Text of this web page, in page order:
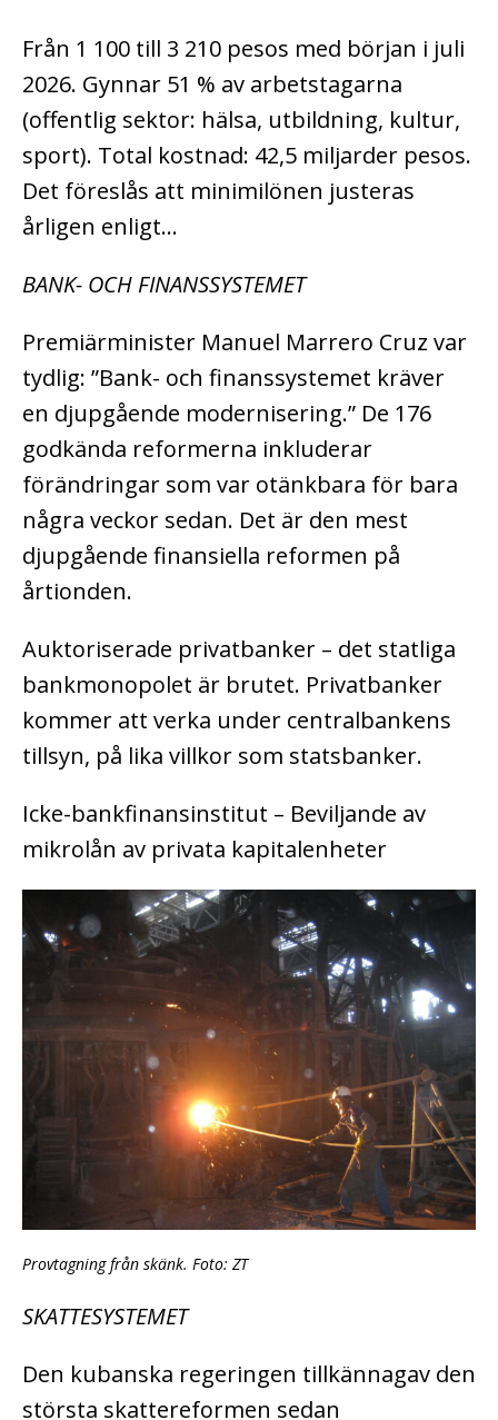
Från 1 100 till 3 210 pesos med början i juli
2026. Gynnar 51 % av arbetstagarna
(offentlig sektor: hälsa, utbildning, kultur,
sport). Total kostnad: 42,5 miljarder pesos.
Det föreslås att minimilönen justeras
årligen enligt…
BANK- OCH FINANSSYSTEMET
Premiärminister Manuel Marrero Cruz var
tydlig: ”Bank- och finanssystemet kräver
en djupgående modernisering.” De 176
godkända reformerna inkluderar
förändringar som var otänkbara för bara
några veckor sedan. Det är den mest
djupgående finansiella reformen på
årtionden.
Auktoriserade privatbanker – det statliga
bankmonopolet är brutet. Privatbanker
kommer att verka under centralbankens
tillsyn, på lika villkor som statsbanker.
Icke-bankfinansinstitut – Beviljande av
mikrolån av privata kapitalenheter
Provtagning från skänk. Foto: ZT
SKATTESYSTEMET
Den kubanska regeringen tillkännagav den
största skattereformen sedan